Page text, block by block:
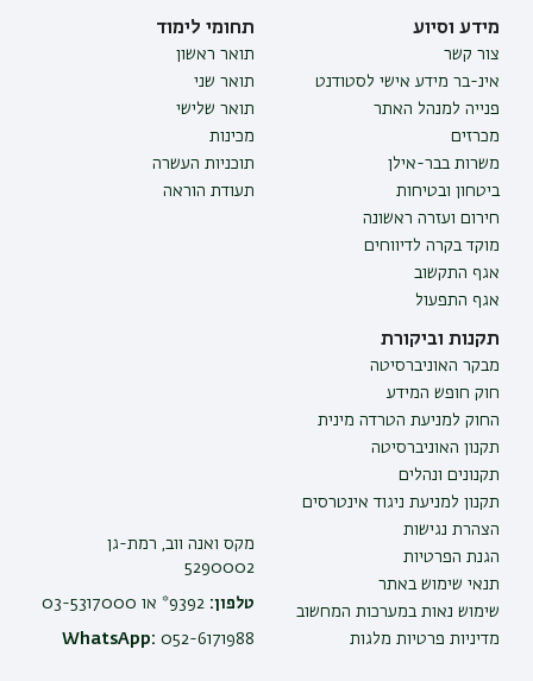
מידע וסיוע
צור קשר
אינ-בר מידע אישי לסטודנט
פנייה למנהל האתר
מכרזים
משרות בבר-אילן
ביטחון ובטיחות
חירום ועזרה ראשונה
מוקד בקרה לדיווחים
אגף התקשוב
אגף התפעול
תחומי לימוד
תואר ראשון
תואר שני
תואר שלישי
מכינות
תוכניות העשרה
תעודת הוראה
תקנות וביקורת
מבקר האוניברסיטה
חוק חופש המידע
החוק למניעת הטרדה מינית
תקנון האוניברסיטה
תקנונים ונהלים
תקנון למניעת ניגוד אינטרסים
הצהרת נגישות
הגנת הפרטיות
תנאי שימוש באתר
שימוש נאות במערכות המחשוב
מדיניות פרטיות מלגות
מקס ואנה ווב, רמת-גן
5290002
טלפון: 9392* או 03-5317000
WhatsApp: 052-6171988